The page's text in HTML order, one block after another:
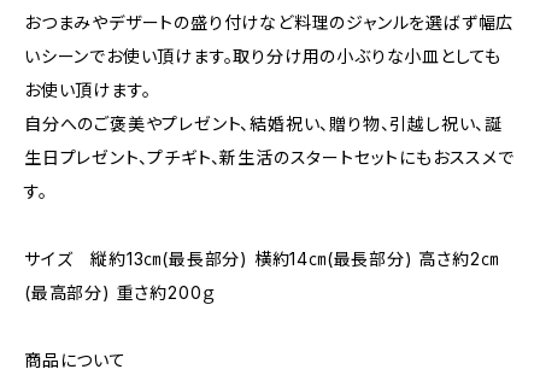
おつまみやデザートの盛り付けなど料理のジャンルを選ばず幅広
いシーンでお使い頂けます。取り分け用の小ぶりな小皿としても
お使い頂けます。
自分へのご褒美やプレゼント、結婚祝い、贈り物、引越し祝い、誕
生日プレゼント、プチギト、新生活のスタートセットにもおススメで
す。
サイズ 縦約13㎝(最長部分) 横約14㎝(最長部分) 高さ約2㎝
(最高部分) 重さ約200ｇ
商品について